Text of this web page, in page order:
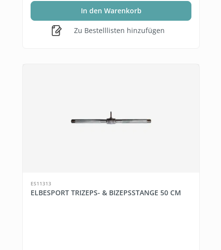
In den Warenkorb
Zu Bestelllisten hinzufügen
ES11313
ELBESPORT TRIZEPS- & BIZEPSSTANGE 50 CM